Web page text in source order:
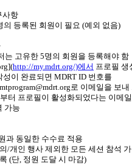
사항
의 등록된 회원이 필요 (예외 없음)
는 고유한 5명의 회원을 등록해야 함
http://my.mdrt.org/)에서 프로필 생
성이 완료되면 MDRT ID 번호를
로 이메일을 보
터 프로필이 활성화되었다는 이메
가능
과 동일한 수수료 적용
/개인 행사 제외한 모든 세션 참석
(단, 정원 도달 시 마감)